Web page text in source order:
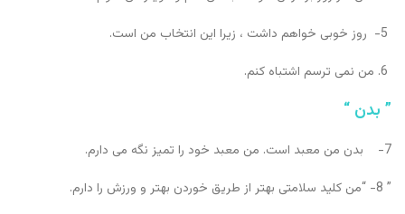
” بدن “
7- بدن من معبد است. من معبد خود را تمیز نگه می دارم.
” 8- “من کلید سلامتی بهتر از طریق خوردن بهتر و ورزش را دارم.